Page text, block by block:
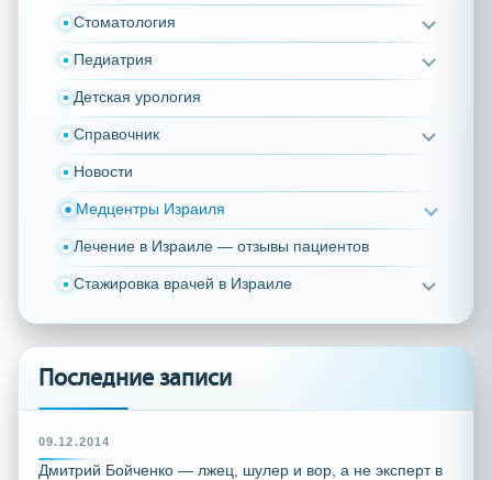
Стоматология
Педиатрия
Детская урология
Справочник
Новости
Медцентры Израиля
Лечение в Израиле — отзывы пациентов
Стажировка врачей в Израиле
Последние записи
09.12.2014
Дмитрий Бойченко — лжец, шулер и вор, а не эксперт в